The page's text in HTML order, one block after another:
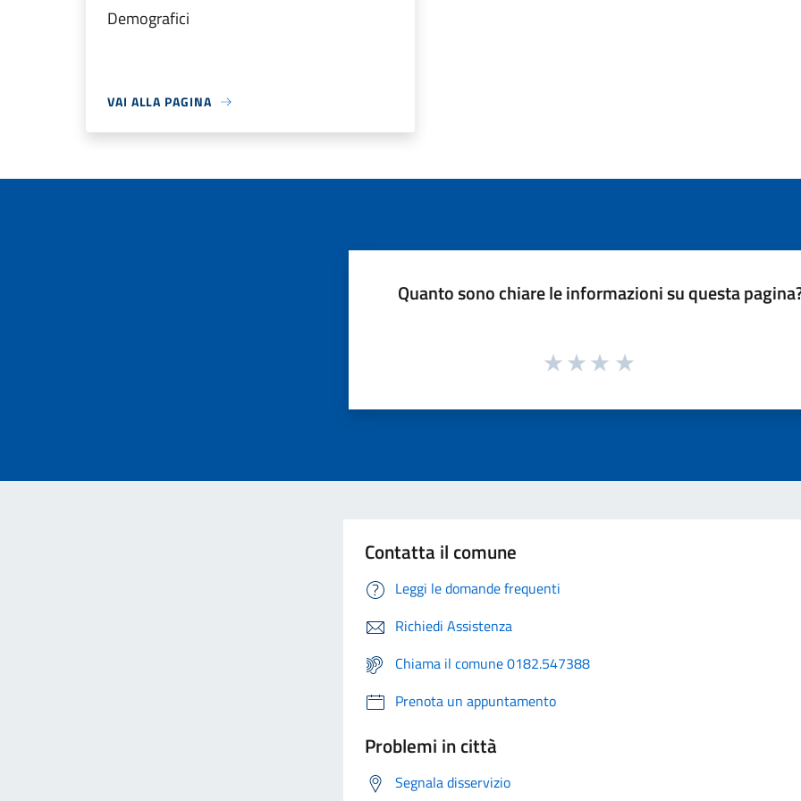
Demografici
VAI ALLA PAGINA
Quanto sono chiare le informazioni su questa
Contatta il comune
Leggi le domande frequenti
Richiedi Assistenza
Chiama il comune 0182.547388
Prenota un appuntamento
Problemi in città
Segnala disservizio